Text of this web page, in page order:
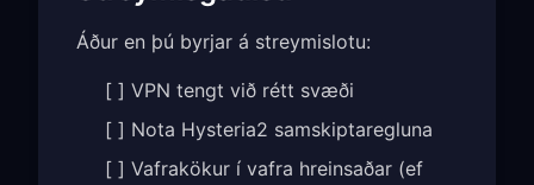
Áður en þú byrjar á streymislotu:
[ ] VPN tengt við rétt svæði
[ ] Nota Hysteria2 samskiptaregluna
[ ] Vafrakökur í vafra hreinsaðar (ef